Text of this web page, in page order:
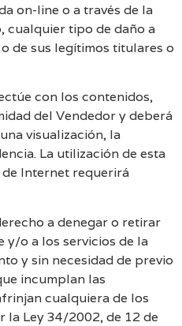
on-line o a través de la
cualquier tipo de daño a
de sus legítimos titulares o
con los contenidos,
del Vendedor y deberá
visualización, la
La utilización de esta
Internet requerirá
a denegar o retirar
y/o a los servicios de la
y sin necesidad de previo
incumplan las
cualquiera de los
Ley 34/2002, de 12 de